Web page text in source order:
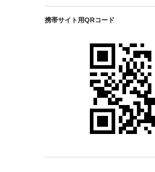
携帯サイト用QRコード